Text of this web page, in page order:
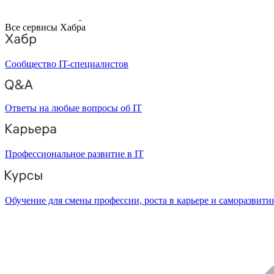
Все сервисы Хабра
Сообщество IT-специалистов
Ответы на любые вопросы об IT
Профессиональное развитие в IT
Обучение для смены профессии, роста в карьере и